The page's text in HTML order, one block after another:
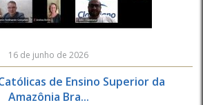
16 de junho de 2026
de Ensino Superior da
Amazônia Bra...